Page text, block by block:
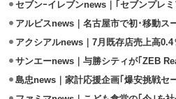
アクシアルnews｜7月既存店売上高
サンエーnews｜与勝シティが｢ZEB